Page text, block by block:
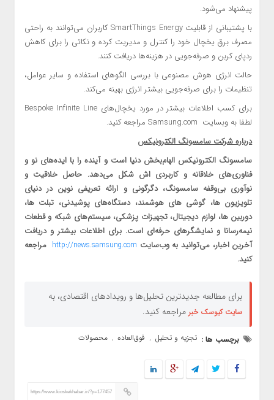
پیشنهاد می‌شود.
با پشتیبانی از قابلیت SmartThings Energy کاربران می‌توانند به راحتی
مصرف برق یخچال خود را کنترل و مدیریت کرده و نکاتی را برای کاهش
ردپای کربن و صرفه‌جویی در هزینه‌ها دریافت کنند.
حالت انرژی هوش مصنوعی با بررسی الگوهای استفاده و سایر عوامل،
تنظیمات را برای صرفه‌جویی بیشتر انرژی بهینه می‌کند.
برای کسب اطلاعات بیشتر در مورد یخچال‌های Bespoke Infinite Line
لطفا به وبسایت Samsung.com مراجعه کنید.
درباره شرکت سامسونگ الکترونیکس
سامسونگ الکترونیکس الهام‌بخش دنیا است و آینده را با ایده‌های نو و
فناوری‌های خلاقانه و کاربردی اش شکل می‌دهد. حاصل خلاقیت و
نوآوری بی‌وقفه سامسونگ، دگرگونی و ارائه تعریفی نوین در دنیای
تلویزیون ها، گوشی های هوشمند، دستگاه‌های پوشیدنی، تبلت ها،
دوربین‌ ها، لوازم دیجیتال، تجهیزات پزشکی، سیستم‌های شبکه و قطعات
نیمه‌رسانا و نمایشگرهای حرفه‌ای است. برای اطلاعات بیشتر و دریافت
آخرین اخبار، می‌توانید به وب‌سایت http://news.samsung.com مراجعه
کنید.
برای مطالعه جدیدترین تحلیل‌ها و رویدادهای اقتصادی، به
سایت کیوسک خبر مراجعه کنید.
برچسب ها : تجزیه و تحلیل , فوق‌العاده , محصولات
https://www.kioskekhabar.ir/?p=177457